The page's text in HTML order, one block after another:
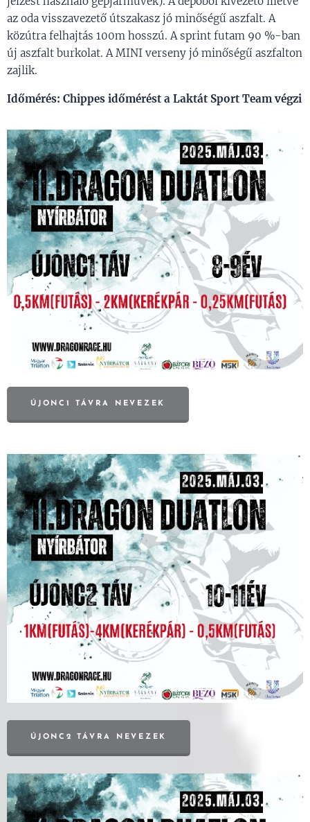
az oda visszavezető útszakasz jó minőségű aszfalt. A
közútra felhajtás 100m hosszú. A sprint futam 90 %-ban
új aszfalt burkolat. A MINI verseny jó minőségű aszfalton
zajlik.
Időmérés: Chippes időmérést a Laktát Sport Team végzi
ÚJONC1 TÁVRA NEVEZEK
ÚJONC2 TÁVRA NEVEZEK